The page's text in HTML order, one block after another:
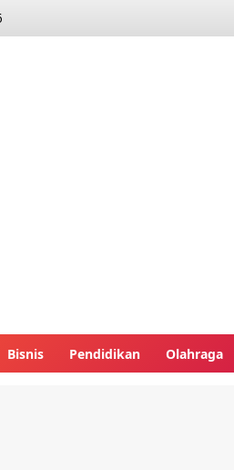
Bisnis Pendidikan Olahraga